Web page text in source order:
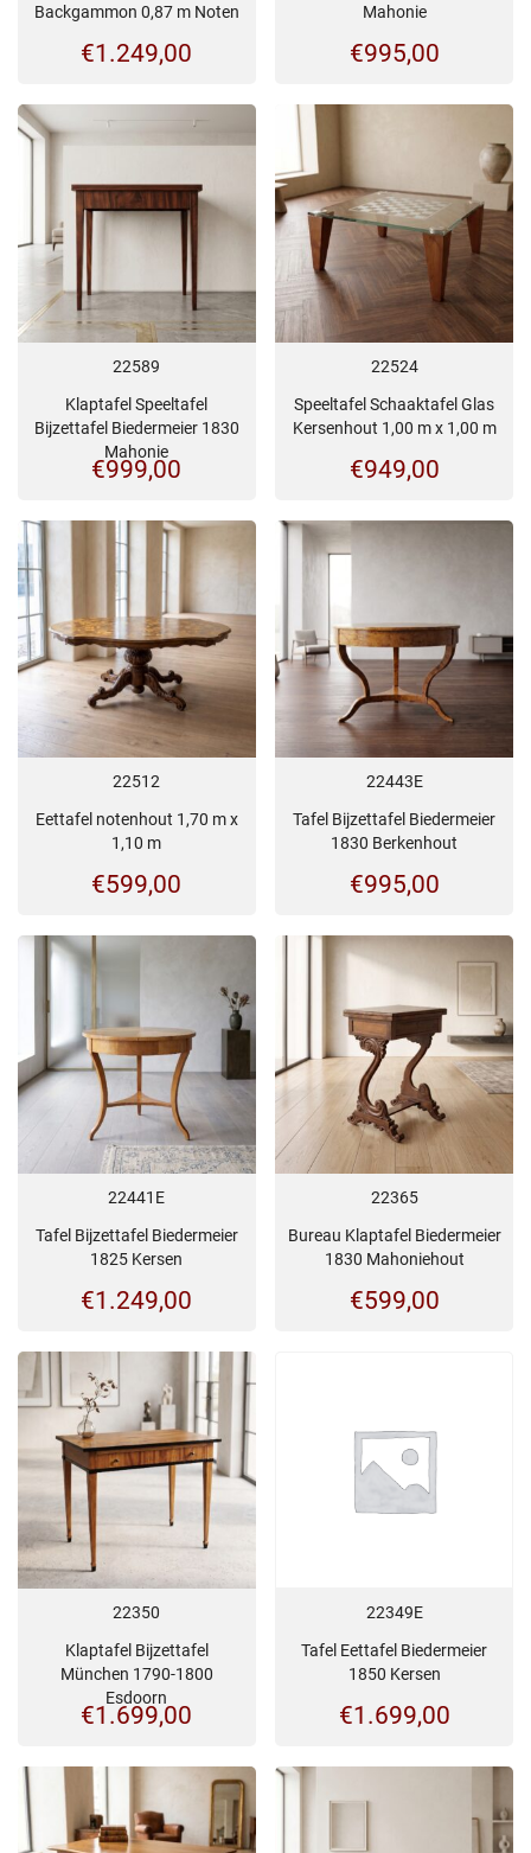
Backgammon 0,87 m Noten
€1.249,00
Mahonie
€995,00
22589
Klaptafel Speeltafel
Bijzettafel Biedermeier 1830
Mahonie
€999,00
22524
Speeltafel Schaaktafel Glas
Kersenhout 1,00 m x 1,00 m
€949,00
22512
Eettafel notenhout 1,70 m x
1,10 m
€599,00
22443E
Tafel Bijzettafel Biedermeier
1830 Berkenhout
€995,00
22441E
Tafel Bijzettafel Biedermeier
1825 Kersen
€1.249,00
22365
Bureau Klaptafel Biedermeier
1830 Mahoniehout
€599,00
22350
Klaptafel Bijzettafel
München 1790-1800
Esdoorn
€1.699,00
22349E
Tafel Eettafel Biedermeier
1850 Kersen
€1.699,00